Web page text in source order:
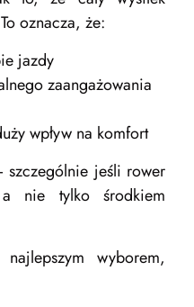
oznacza, że:
jazdy
zaangażowania
wpływ na komfort
jeśli rower
nie tylko środkiem
wyborem,